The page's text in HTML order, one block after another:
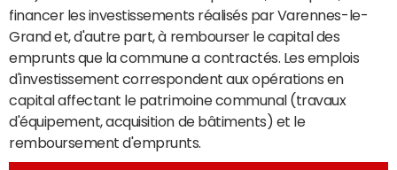
financer les investissements réalisés par Varennes-le-
Grand et, d'autre part, à rembourser le capital des
emprunts que la commune a contractés. Les emplois
d'investissement correspondent aux opérations en
capital affectant le patrimoine communal (travaux
d'équipement, acquisition de bâtiments) et le
remboursement d'emprunts.